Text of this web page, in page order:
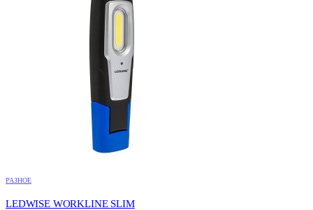
РАЗНОЕ
LEDWISE WORKLINE SLIM